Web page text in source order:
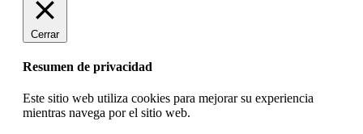
Cerrar
Resumen de privacidad
Este sitio web utiliza cookies para mejorar su experiencia
mientras navega por el sitio web.